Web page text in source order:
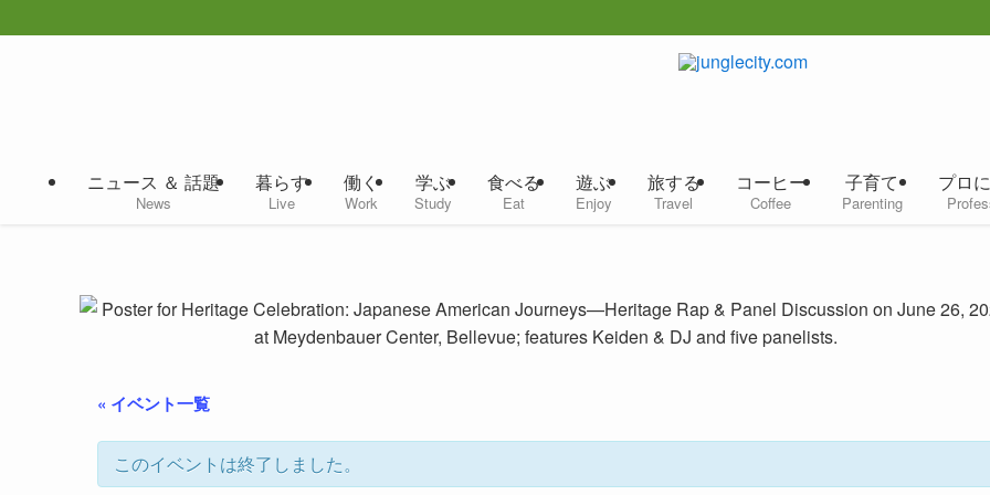
ニュース ＆ 話題
News
暮らす
Live
働く
Work
学ぶ
Study
食べる
Eat
遊ぶ
Enjoy
旅する
Travel
コーヒー
Coffee
子育て
Parenting
プロ
« イベント一覧
このイベントは終了しました。